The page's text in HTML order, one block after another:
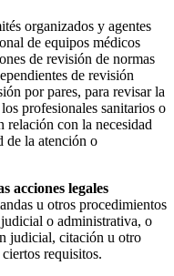
organizados y agentes
de equipos médicos
de revisión de normas
de revisión
por pares, para revisar la
profesionales sanitarios o
relación con la necesidad
de la atención o
acciones legales
u otros procedimientos
judicial o administrativa, o
judicial, citación u otro
requisitos.